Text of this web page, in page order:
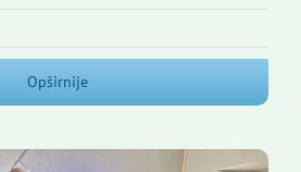
Opširnije